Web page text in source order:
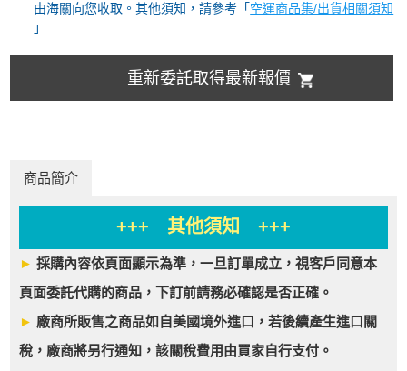
由海關向您收取。其他須知，請參考「 空運商品集/出貨相關須知
」
重新委託取得最新報價
商品簡介
+++ 其他須知 +++
►採購內容依頁面顯示為準，一旦訂單成立，視客戶同意本
頁面委託代購的商品，下訂前請務必確認是否正確。
► 廠商所販售之商品如自美國境外進口，若後續產生進口關
稅，廠商將另行通知，該關稅費用由買家自行支付。